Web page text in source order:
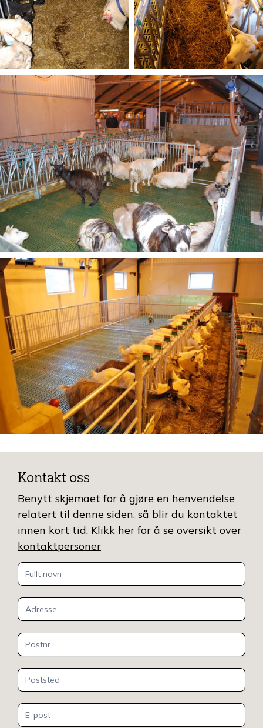
Kontakt oss
Benytt skjemaet for å gjøre en henvendelse
relatert til denne siden, så blir du kontaktet
innen kort tid. Klikk her for å se oversikt over
kontaktpersoner
Kontakt
oss